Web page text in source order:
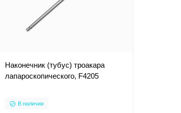
Наконечник (тубус) троакара
лапароскопического, F4205
В наличии